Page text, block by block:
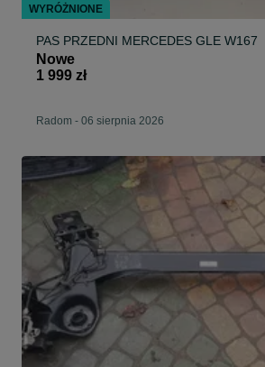
PAS PRZEDNI MERCEDES GLE W167
Nowe
1 999 zł
Radom - 06 sierpnia 2026
WYRÓŻNIONE